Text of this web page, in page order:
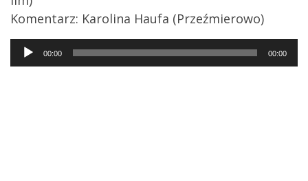
Komentarz: Karolina Haufa (Przeźmierowo)
Audio
Player
00:00 00:00